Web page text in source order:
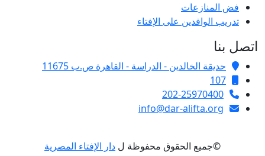
فض المنازعات
تدريب الوافدين على الإفتاء
اتصل بنا
حديقة الخالدين - الدراسة - القاهرة ص.ب 11675
107
202-25970400
info@dar-alifta.org
©جميع الحقوق محفوظة ل دار الإفتاء المصرية